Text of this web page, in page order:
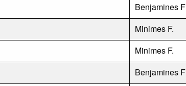
Benjamines F
Minimes F.
Minimes F.
Benjamines F